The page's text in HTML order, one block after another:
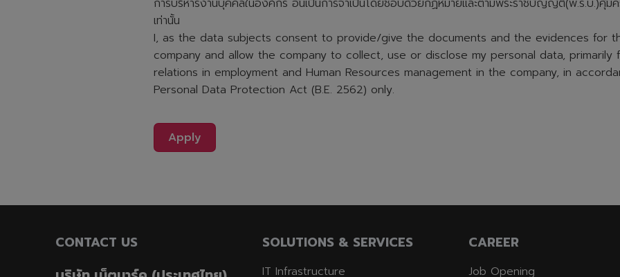
การบริหารงานบุคคลในองค์กร อันเป็นการจำเป็นโดยชอบด้วยกฏหมายและตามพระราชบัญญัติ(พ.ร.บ.)คุ้
เท่านั้น
I, as the data subjects consent to provide/give the documents and the evidences for
company and allow the company to collect, use or disclose my personal data,
relations in employment and Human Resources management in the company, in
Personal Data Protection Act (B.E. 2562) only.
Apply
CONTACT US SOLUTIONS & SERVICES
IT Infrastructure
CAREER
Job Opening